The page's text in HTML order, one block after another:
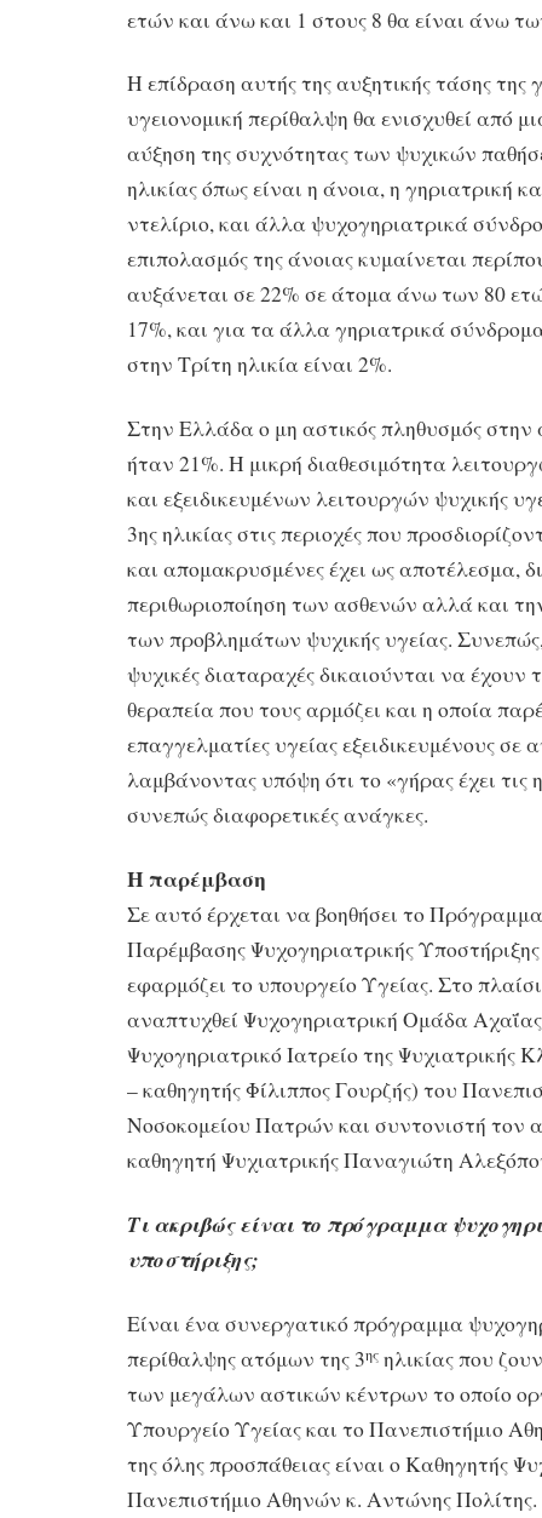
ετών και άνω και 1 στους 8 θα είναι άνω
Η επίδραση αυτής της αυξητικής τάσης της
υγειονομική περίθαλψη θα ενισχυθεί από
αύξηση της συχνότητας των ψυχικών
ηλικίας όπως είναι η άνοια, η γηριατρική
ντελίριο, και άλλα ψυχογηριατρικά
επιπολασμός της άνοιας κυμαίνεται
αυξάνεται σε 22% σε άτομα άνω των 80
17%, και για τα άλλα γηριατρικά
στην Τρίτη ηλικία είναι 2%.
Στην Ελλάδα ο μη αστικός πληθυσμός
ήταν 21%. Η μικρή διαθεσιμότητα
και εξειδικευμένων λειτουργών ψυχικής
3ης ηλικίας στις περιοχές που
και απομακρυσμένες έχει ως αποτέλεσμα,
περιθωριοποίηση των ασθενών αλλά και
των προβλημάτων ψυχικής υγείας. Συνεπώς,
ψυχικές διαταραχές δικαιούνται να έχουν
θεραπεία που τους αρμόζει και η οποία
επαγγελματίες υγείας εξειδικευμένους σε
λαμβάνοντας υπόψη ότι το «γήρας έχει τις
συνεπώς διαφορετικές ανάγκες.
Η παρέμβαση
Σε αυτό έρχεται να βοηθήσει το
Παρέμβασης Ψυχογηριατρικής
εφαρμόζει το υπουργείο Υγείας. Στο
αναπτυχθεί Ψυχογηριατρική Ομάδα
Ψυχογηριατρικό Ιατρείο της Ψυχιατρικής
– καθηγητής Φίλιππος Γουρζής) του
Νοσοκομείου Πατρών και συντονιστή τον
καθηγητή Ψυχιατρικής Παναγιώτη
Τι ακριβώς είναι το πρόγραμμα
υποστήριξης;
Είναι ένα συνεργατικό πρόγραμμα
περίθαλψης ατόμων της 3ης ηλικίας που
των μεγάλων αστικών κέντρων το οποίο
Υπουργείο Υγείας και το Πανεπιστήμιο
της όλης προσπάθειας είναι ο Καθηγητής
Πανεπιστήμιο Αθηνών κ. Αντώνης